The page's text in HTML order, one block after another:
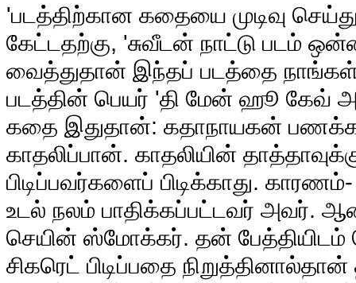
'படத்திற்கான கதையை முடிவு
கேட்டதற்கு, 'சுவீடன் நாட்டு படம்
வைத்துதான் இந்தப் படத்தை நாங்கள்
படத்தின் பெயர் 'தி மேன் ஹூ கேவ்
கதை இதுதான்: கதாநாயகன்
காதலிப்பான். காதலியின்
பிடிப்பவர்களைப் பிடிக்காது.
உடல் நலம் பாதிக்கப்பட்டவர் அவர்.
செயின் ஸ்மோக்கர். தன்
சிகரெட் பிடிப்பதை